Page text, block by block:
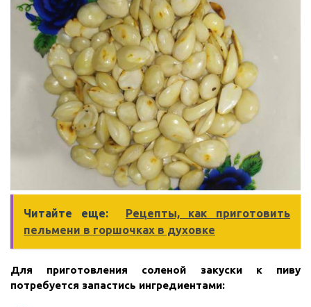
Читайте еще:
Рецепты, как приготовить
пельмени в горшочках в духовке
Для приготовления соленой закуски к пиву
потребуется запастись ингредиентами: